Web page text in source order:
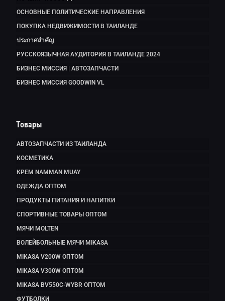
ОСНОВНЫЕ ПОЛИТИЧЕСКИЕ НАПРАВЛЕНИЯ
ПОКУПКА НЕДВИЖИМОСТИ В ТАИЛАНДЕ
ประกาศสำคัญ
РУССКОЯЗЫЧНАЯ АУДИТОРИЯ В ТАИЛАНДЕ 2024
БИЗНЕС МИССИЯ | АВТОЗАПЧАСТИ
БИЗНЕС МИССИЯ GOODWIN VL
Товары
АВТОЗАПЧАСТИ ИЗ ТАИЛАНДА
КОСМЕТИКА
КРЕМ NAMMAN MUAY
ОДЕЖДА ОПТОМ
ПРОДУКТЫ ПИТАНИЯ И НАПИТКИ
СПОРТИВНЫЕ ТОВАРЫ ОПТОМ
МЯЧИ MOLTEN
ВОЛЕЙБОЛЬНЫЕ МЯЧИ MIKASA
MIKASA V200W ОПТОМ
MIKASA V300W ОПТОМ
MIKASA BV550C-WYBR ОПТОМ
ФУТБОЛКИ